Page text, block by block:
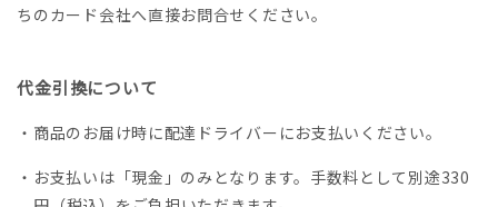
ちのカード会社へ直接お問合せください。
代金引換について
・商品のお届け時に配達ドライバーにお支払いください。
・お支払いは「現金」のみとなります。手数料として別途330